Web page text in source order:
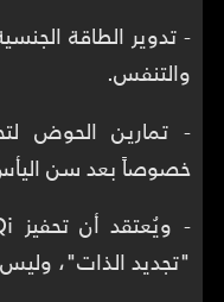
- تدوير الطاقة
والتنفس.
خصوصاً بعد سن
"تجديد الذات"،